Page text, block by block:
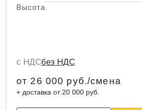
Высота
с НДСбез НДС
от 26 000 руб./смена
+ доставка от 20 000 руб.